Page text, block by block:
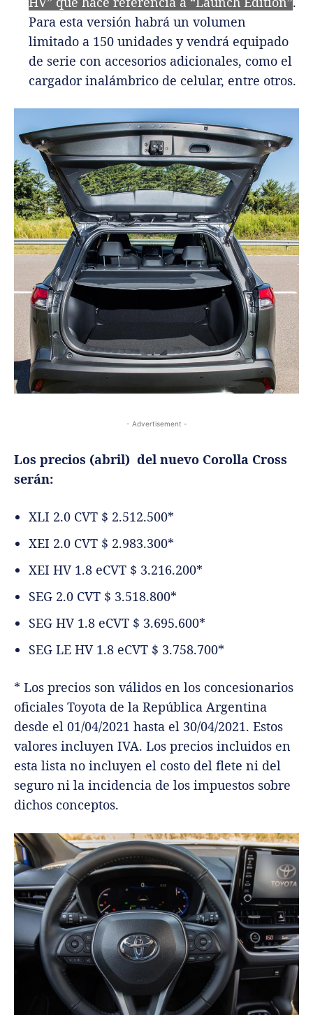
Para esta versión habrá un volumen
limitado a 150 unidades y vendrá equipado
de serie con accesorios adicionales, como el
cargador inalámbrico de celular, entre otros.
- Advertisement -
Los precios (abril) del nuevo Corolla Cross
serán:
XLI 2.0 CVT $ 2.512.500*
XEI 2.0 CVT $ 2.983.300*
XEI HV 1.8 eCVT $ 3.216.200*
SEG 2.0 CVT $ 3.518.800*
SEG HV 1.8 eCVT $ 3.695.600*
SEG LE HV 1.8 eCVT $ 3.758.700*
* Los precios son válidos en los concesionarios
oficiales Toyota de la República Argentina
desde el 01/04/2021 hasta el 30/04/2021. Estos
valores incluyen IVA. Los precios incluidos en
esta lista no incluyen el costo del flete ni del
seguro ni la incidencia de los impuestos sobre
dichos conceptos.